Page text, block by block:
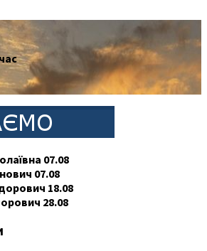
07.08
07.08
18.08
28.08